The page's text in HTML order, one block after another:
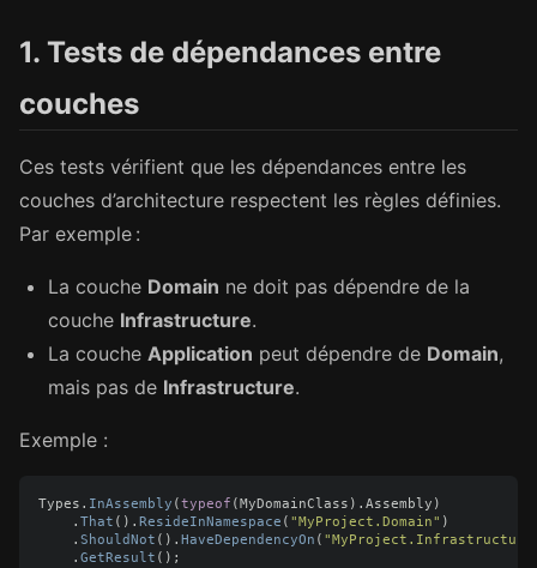
1. Tests de dépendances entre
couches
Ces tests vérifient que les dépendances entre les
couches d’architecture respectent les règles définies.
Par exemple :
La couche Domain ne doit pas dépendre de la
couche Infrastructure.
La couche Application peut dépendre de Domain,
mais pas de Infrastructure.
Exemple :
Types . InAssembly ( typeof ( MyDomainClass ). Assembly )
. That (). ResideInNamespace ( "MyProject.Domain" )
. ShouldNot (). HaveDependencyOn (
. GetResult ();